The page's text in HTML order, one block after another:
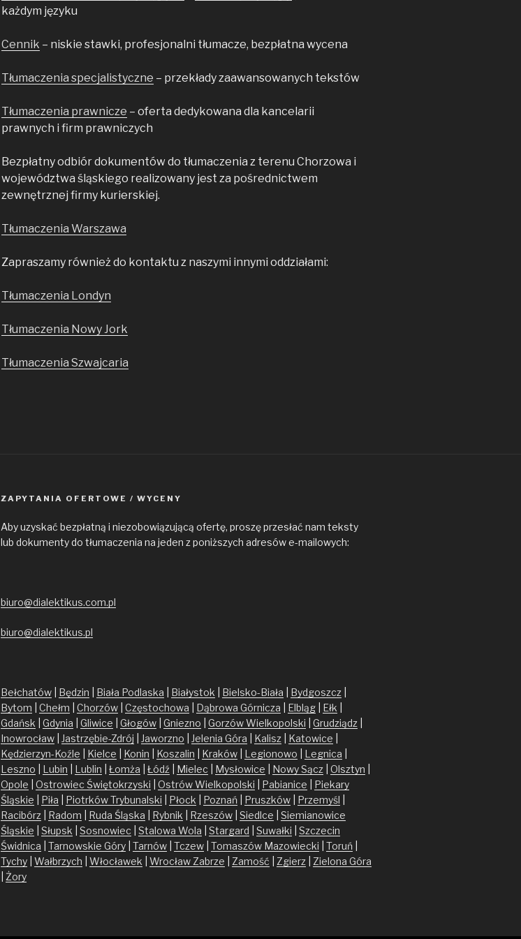
każdym języku
Cennik – niskie stawki, profesjonalni tłumacze, bezpłatna wycena
Tłumaczenia specjalistyczne – przekłady zaawansowanych tekstów
Tłumaczenia prawnicze – oferta dedykowana dla kancelarii
prawnych i firm prawniczych
Bezpłatny odbiór dokumentów do tłumaczenia z terenu Chorzowa i
województwa śląskiego realizowany jest za pośrednictwem
zewnętrznej firmy kurierskiej.
Tłumaczenia Warszawa
Zapraszamy również do kontaktu z naszymi innymi oddziałami:
Tłumaczenia Londyn
Tłumaczenia Nowy Jork
Tłumaczenia Szwajcaria
ZAPYTANIA OFERTOWE / WYCENY
Aby uzyskać bezpłatną i niezobowiązującą ofertę, proszę przesłać nam teksty
lub dokumenty do tłumaczenia na jeden z poniższych adresów e-mailowych:
biuro@dialektikus.com.pl
biuro@dialektikus.pl
Bełchatów| Będzin Biała Podlaska Białystok Bielsko-Biała Bydgoszcz|
Bytom
Chełm Chorzów| Częstochowa Dąbrowa Górnicza Elbląg| Ełk
Gdańsk
Gdynia Gliwice Głogów| Gniezno Gorzów Wielkopolski Grudziądz|
Inowrocław| Jastrzębie-Zdrój Jaworzno Jelenia Góra Kalisz| Katowice
Kędzierzyn-Koźle
Kielce Konin Koszalin Kraków| Legionowo Legnica
Leszno
Lubin Lublin Łomża Łódź Mielec Mysłowice Nowy Sącz| Olsztyn
Opole
Ostrowiec Świętokrzyski Ostrów Wielkopolski Pabianice
Piekary
Śląskie
Piła Piotrków Trybunalski Płock Poznań| Pruszków| Przemyśl
Racibórz| Radom Ruda Śląska Rybnik Rzeszów| Siedlce
Siemianowice
Śląskie
Słupsk Sosnowiec Stalowa Wola Stargard Suwałki
Szczecin
Świdnica
Tarnowskie Góry| Tarnów| Tczew| Tomaszów Mazowiecki Toruń|
Tychy| Wałbrzych Włocławek Wrocław Zabrze Zamość Zgierz| Zielona Góra
Żory